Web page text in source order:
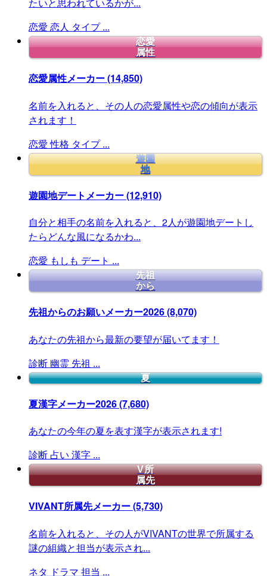
恋愛 恋人 タイプ ...
恋愛
属性
恋愛属性メーカー(14,850)
名前を入れると、その人の恋愛属性や恋の傾向が表示
されます！
恋愛 性格 タイプ ...
遊園
地
遊園地デートメーカー(12,910)
自分と相手の名前を入れると、2人が遊園地デートし
たらどんな風になるかわ...
恋愛 もしも デート ...
先祖
から
先祖からのお願いメーカー2026(8,070)
あなたの先祖から最新の要望が届いてます！
診断 幽霊 先祖 ...
夏
夏漢字メーカー2026(7,680)
あなたの今年の夏を表す漢字が表示されます!
診断 占い 漢字 ...
V所
属先
VIVANT所属先メーカー(5,730)
名前を入れると、その人がVIVANTの世界で所属する
謎の組織と担当が表示され...
ネタ ドラマ 担当 ...